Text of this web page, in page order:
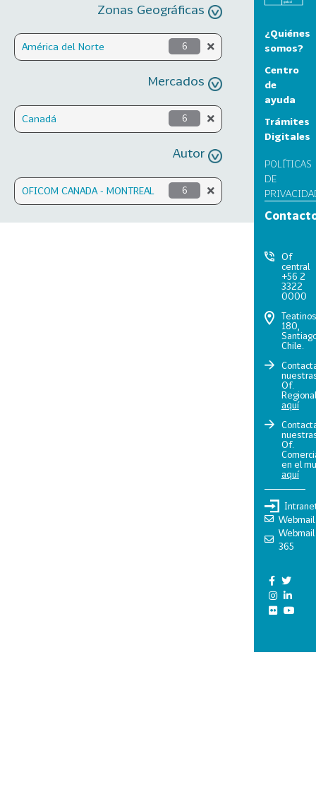
Zonas Geográficas
América del Norte 6
Mercados
Canadá 6
Autor
OFICOM CANADA - MONTREAL 6
¿Quiénes
somos?
Centro
de
ayuda
Trámites
Digitales
POLÍTICAS
DE
Of
central
+56 2
3322
0000
Teatinos
180,
Chile.
Of.
aquí
Of.
en el
aquí
Webmail
Webmail
365